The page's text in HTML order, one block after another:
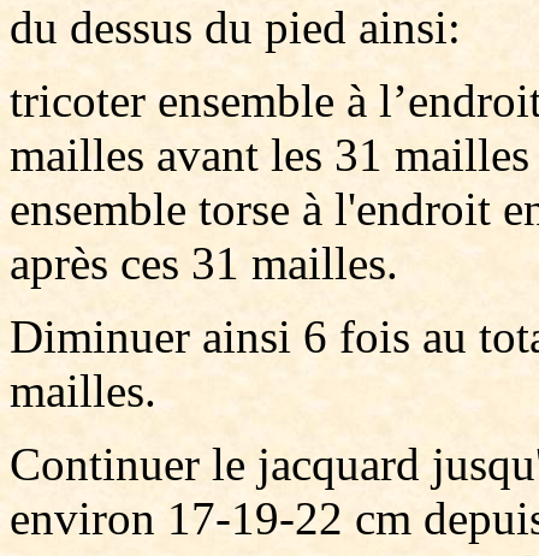
du dessus du pied ainsi:
tricoter ensemble à
mailles avant les 31
ensemble torse à l'endroit
après ces 31 mailles.
Diminuer ainsi 6 fois au
mailles.
Continuer le jacquard
environ 17-19-22 cm